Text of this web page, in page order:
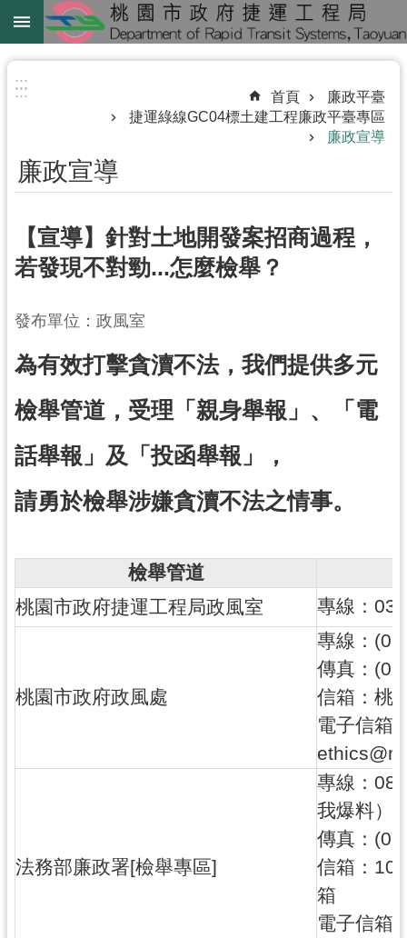
跳到主要內容區塊
綠
中
壢
路
地
下
進
階
搜
們
訊
告
資
進
:::
::: 首頁
廉政平臺
捷運綠線GC04標土建工程廉政平臺專區
廉政宣導
廉政宣導
【宣導】針對土地開發案招商過程，
若發現不對勁...怎麼檢舉？
發布單位：政風室
為有效打擊貪瀆不法，我們提供多元
檢舉管道，受理「親身舉報」、「電
話舉報」及「投函舉報」，
請勇於檢舉涉嫌貪瀆不法之情事。
檢舉管道
桃園市政府捷運工程局政風室
專線：
桃園市政府政風處
專線：
傳真：
信箱：桃
電子信箱
法務部廉政署[檢舉專區]
專線：
我爆料）
傳真：
信箱：
箱
電子信箱